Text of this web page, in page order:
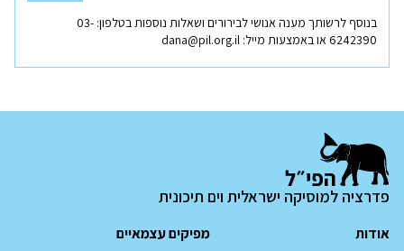
בנוסף לרשותך מענה אנושי לבירורים ושאלות נוספות בטלפון: 03-
6242390 או באמצעות מייל: dana@pil.org.il
חדש
פדרציה למוסיקה ישראלית וים תיכונית
אודות
מפיקים עצמאיים